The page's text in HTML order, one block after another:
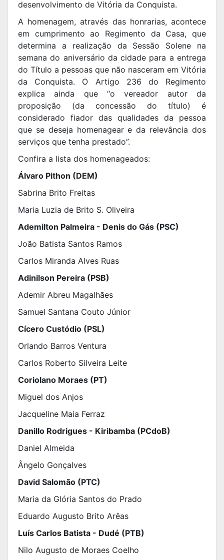
desenvolvimento de Vitória da Conquista.
A homenagem, através das honrarias, acontece
em cumprimento ao Regimento da Casa, que
determina a realização da Sessão Solene na
semana do aniversário da cidade para a entrega
do Título a pessoas que não nasceram em Vitória
da Conquista. O Artigo 236 do Regimento
explica ainda que “o vereador autor da
proposição (da concessão do título) é
considerado fiador das qualidades da pessoa
que se deseja homenagear e da relevância dos
serviços que tenha prestado”.
Confira a lista dos homenageados:
Álvaro Pithon (DEM)
Sabrina Brito Freitas
Maria Luzia de Brito S. Oliveira
Ademilton Palmeira - Denis do Gás (PSC)
João Batista Santos Ramos
Carlos Miranda Alves Ruas
Adinilson Pereira (PSB)
Ademir Abreu Magalhães
Samuel Santana Couto Júnior
Cícero Custódio (PSL)
Orlando Barros Ventura
Carlos Roberto Silveira Leite
Coriolano Moraes (PT)
Miguel dos Anjos
Jacqueline Maia Ferraz
Danillo Rodrigues - Kiribamba (PCdoB)
Daniel Almeida
Ângelo Gonçalves
David Salomão (PTC)
Maria da Glória Santos do Prado
Eduardo Augusto Brito Arêas
Luís Carlos Batista - Dudé (PTB)
Nilo Augusto de Moraes Coelho